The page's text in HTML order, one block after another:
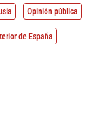
Opinión pública
de España